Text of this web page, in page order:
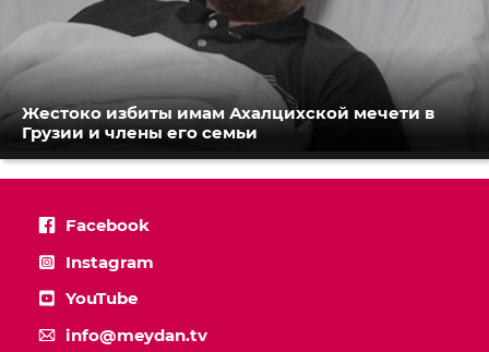
Жестоко избиты имам Ахалцихской мечети в
Грузии и члены его семьи
Facebook
Instagram
YouTube
info@meydan.tv